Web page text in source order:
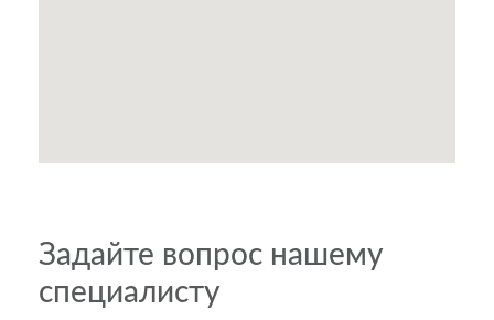
Задайте вопрос нашему
специалисту